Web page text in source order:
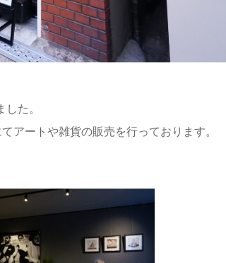
た。
アートや雑貨の販売を行っております。